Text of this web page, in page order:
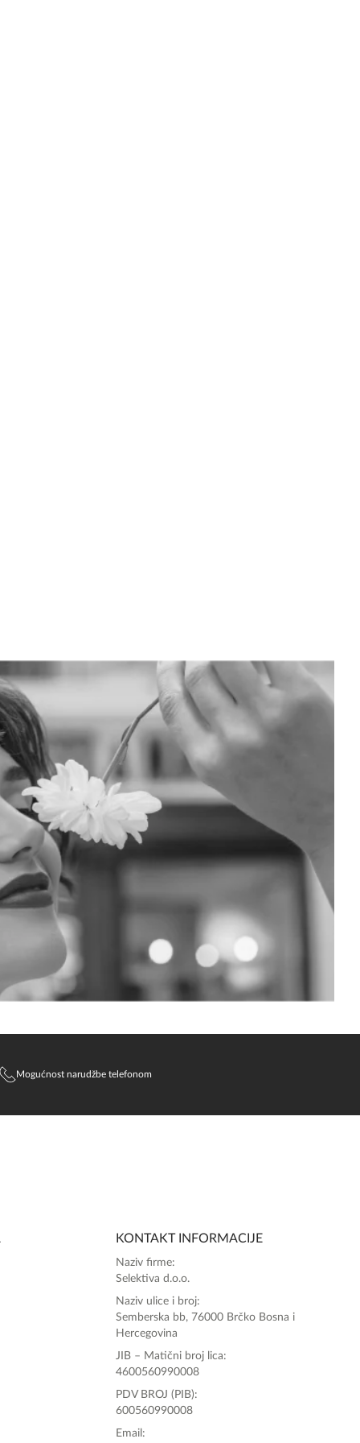
Mogućnost narudžbe telefonom
KONTAKT INFORMACIJE
Naziv firme:
Selektiva d.o.o.
Naziv ulice i broj:
Semberska bb, 76000 Brčko Bosna i
Hercegovina
JIB – Matični broj lica:
4600560990008
PDV BROJ (PIB):
600560990008
Email: